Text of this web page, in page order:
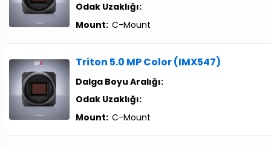
Odak Uzaklığı:
Mount: C-Mount
Triton 5.0 MP Color (IMX547)
Dalga Boyu Aralığı:
Odak Uzaklığı:
Mount: C-Mount